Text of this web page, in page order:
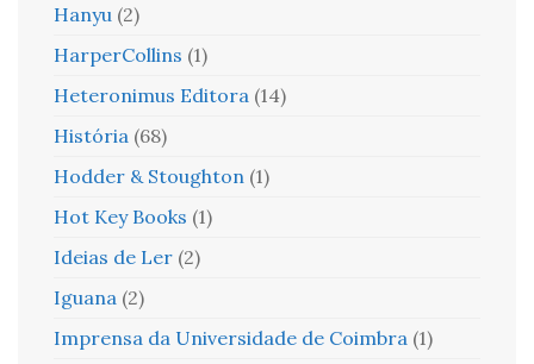
Hanyu (2)
HarperCollins (1)
Heteronimus Editora (14)
História (68)
Hodder & Stoughton (1)
Hot Key Books (1)
Ideias de Ler (2)
Iguana (2)
Imprensa da Universidade de Coimbra (1)